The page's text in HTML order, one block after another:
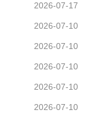
2026-07-17
2026-07-10
2026-07-10
2026-07-10
2026-07-10
2026-07-10